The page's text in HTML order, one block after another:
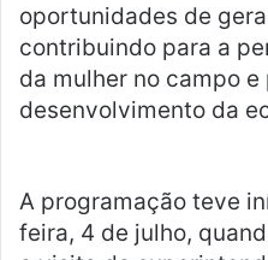
oportunidades de
contribuindo para a
da mulher no campo e
desenvolvimento da
A programação teve
feira, 4 de julho,